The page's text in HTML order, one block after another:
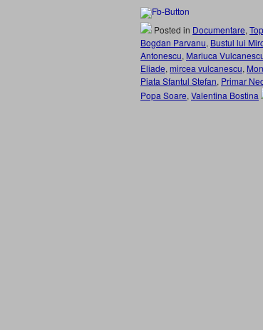
Posted in Documentare,
Bogdan Parvanu, Bustul lui
Antonescu, Mariuca
Eliade, mircea vulcanescu,
Piata Sfantul Stefan, Primar
Popa Soare, Valentina Bostina